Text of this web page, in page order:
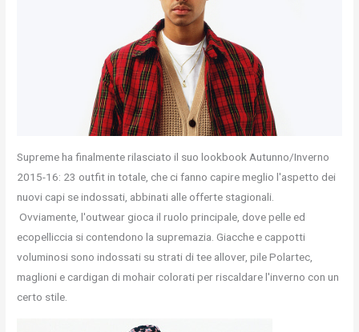
Supreme ha finalmente rilasciato il suo lookbook Autunno/Inverno
2015-16: 23 outfit in totale, che ci fanno capire meglio l'aspetto dei
nuovi capi se indossati, abbinati alle offerte stagionali.
Ovviamente, l'outwear gioca il ruolo principale, dove pelle ed
ecopelliccia si contendono la supremazia. Giacche e cappotti
voluminosi sono indossati su strati di tee allover, pile Polartec,
maglioni e cardigan di mohair colorati per riscaldare l'inverno con un
certo stile.